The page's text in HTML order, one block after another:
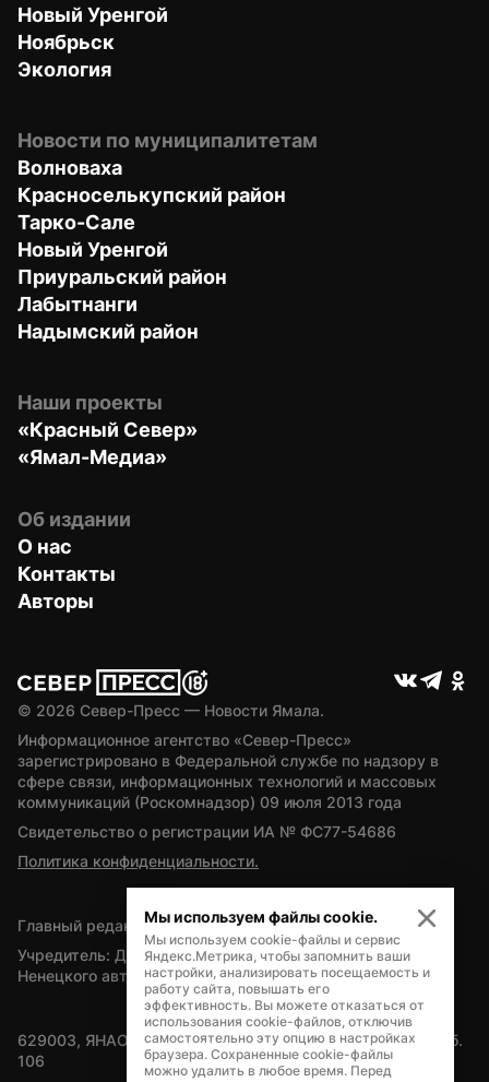
Новый Уренгой
Ноябрьск
Экология
Новости по муниципалитетам
Волноваха
Красноселькупский район
Тарко-Сале
Новый Уренгой
Приуральский район
Лабытнанги
Надымский район
Наши проекты
«Красный Север»
«Ямал-Медиа»
Об издании
О нас
Контакты
Авторы
© 2026 Север-Пресс — Новости Ямала.
Информационное агентство «Север-Пресс»
зарегистрировано в Федеральной службе по надзору в
сфере связи, информационных технологий и массовых
коммуникаций (Роскомнадзор) 09 июля 2013 года
Свидетельство о регистрации ИА № ФС77-54686
Политика конфиденциальности.
Главный редактор — А.Л. Поздеев
Учредитель: Департамент внутренней политики Ямало-
Ненецкого автономного округа
629003, ЯНАО, Салехард, мкр. Богдана Кнунянца, д.1, каб.
106
Мы используем файлы cookie.
Мы используем cookie-файлы и сервис
Яндекс.Метрика, чтобы запомнить ваши
настройки, анализировать посещаемость и
работу сайта, повышать его
эффективность. Вы можете отказаться от
использования cookie-файлов, отключив
самостоятельно эту опцию в настройках
браузера. Сохраненные cookie-файлы
можно удалить в любое время. Перед